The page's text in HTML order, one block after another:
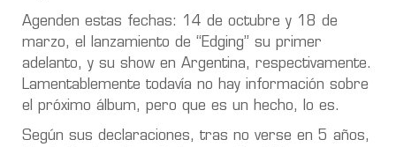
Agenden estas fechas: 14 de octubre y 18 de
marzo, el lanzamiento de “Edging” su primer
adelanto, y su show en Argentina, respectivamente.
Lamentablemente todavía no hay información sobre
el próximo álbum, pero que es un hecho, lo es.
Según sus declaraciones, tras no verse en 5 años,